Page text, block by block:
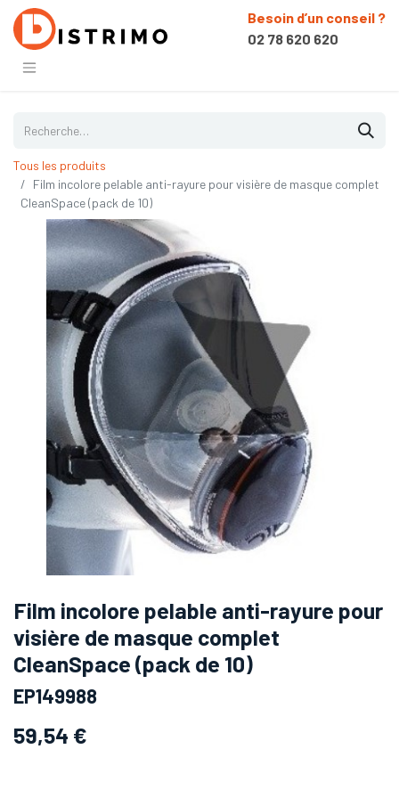
Besoin d’un conseil ?
02 78 620 620
Tous les produits
Film incolore pelable anti-rayure pour visière de masque complet
CleanSpace (pack de 10)
Film incolore pelable anti-rayure pour
visière de masque complet
CleanSpace (pack de 10)
EP149988
59,54 €